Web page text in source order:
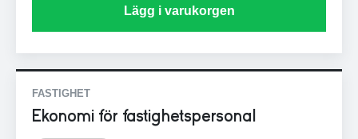
Lägg i varukorgen
FASTIGHET
Ekonomi för fastighetspersonal